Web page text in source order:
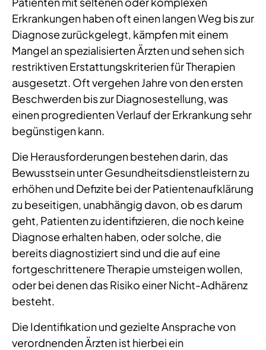
Erkrankungen haben oft einen langen Weg bis zur
Diagnose zurückgelegt, kämpfen mit einem
Mangel an spezialisierten Ärzten und sehen sich
restriktiven Erstattungskriterien für Therapien
ausgesetzt. Oft vergehen Jahre von den ersten
Beschwerden bis zur Diagnosestellung, was
einen progredienten Verlauf der Erkrankung sehr
begünstigen kann.
Die Herausforderungen bestehen darin, das
Bewusstsein unter Gesundheitsdienstleistern zu
erhöhen und Defizite bei der Patientenaufklärung
zu beseitigen, unabhängig davon, ob es darum
geht, Patienten zu identifizieren, die noch keine
Diagnose erhalten haben, oder solche, die
bereits diagnostiziert sind und die auf eine
fortgeschrittenere Therapie umsteigen wollen,
oder bei denen das Risiko einer Nicht-Adhärenz
besteht.
Die Identifikation und gezielte Ansprache von
verordnenden Ärzten ist hierbei ein